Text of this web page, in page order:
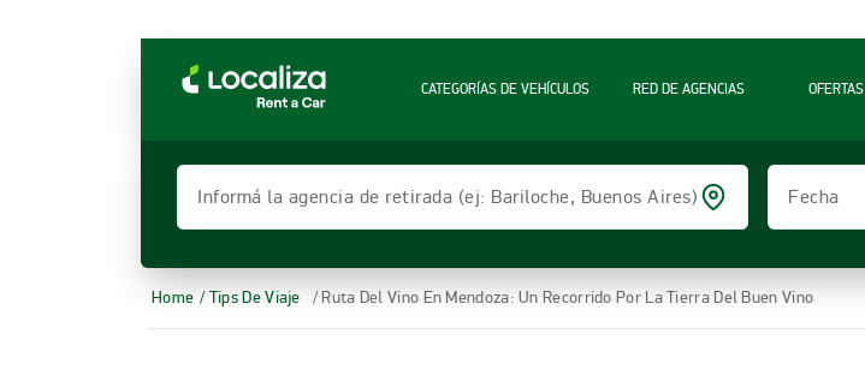
CATEGORÍAS DE VEHÍCULOS
RED DE AGENCIAS OFERTAS
Informá la agencia de retirada (ej: Bariloche, Buenos Aires) Fecha
Home / Tips De Viaje / Ruta Del Vino En Mendoza: Un Recorrido Por La Tierra Del Buen Vino